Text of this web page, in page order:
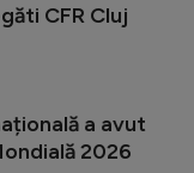
CFR Cluj
a avut
2026